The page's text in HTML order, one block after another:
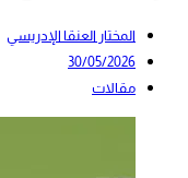
المختار العنقا الإدريسي
30/05/2026
مقالات